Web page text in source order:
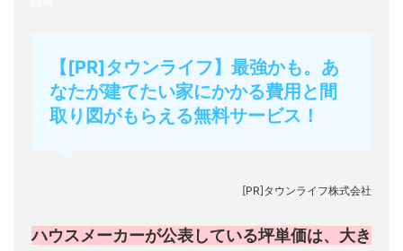
【[PR]タウンライフ】最強かも。あ
なたが建てたい家にかかる費用と間
取り図がもらえる無料サービス！
[PR]タウンライフ株式会社
ハウスメーカーが公表している坪単価は、大き